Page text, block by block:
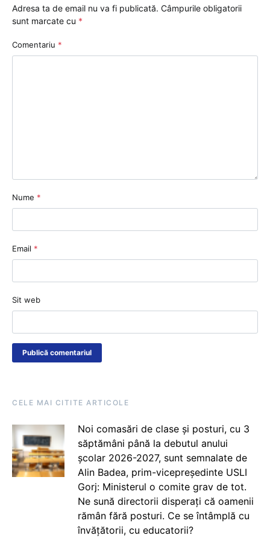
Adresa ta de email nu va fi publicată. Câmpurile obligatorii
sunt marcate cu *
Comentariu *
Nume *
Email *
Sit web
CELE MAI CITITE ARTICOLE
Noi comasări de clase și posturi, cu 3
săptămâni până la debutul anului
școlar 2026-2027, sunt semnalate de
Alin Badea, prim-vicepreședinte USLI
Gorj: Ministerul o comite grav de tot.
Ne sună directorii disperați că oamenii
rămân fără posturi. Ce se întâmplă cu
învățătorii, cu educatorii?